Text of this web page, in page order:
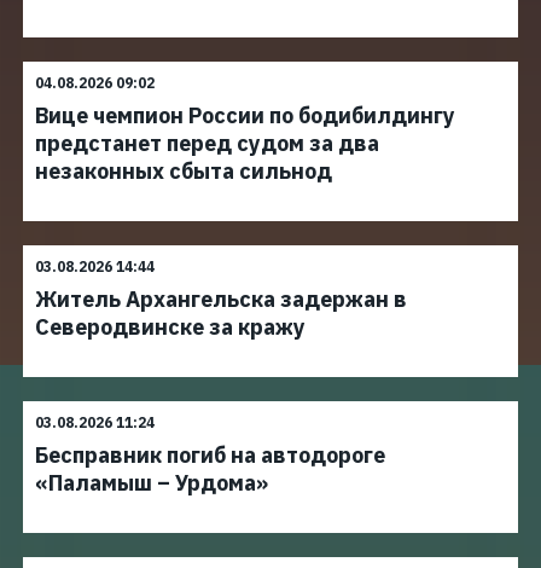
04.08.2026 09:02
Вице чемпион России по бодибилдингу
предстанет перед судом за два
незаконных сбыта сильнод
03.08.2026 14:44
Житель Архангельска задержан в
Северодвинске за кражу
03.08.2026 11:24
Бесправник погиб на автодороге
«Паламыш – Урдома»